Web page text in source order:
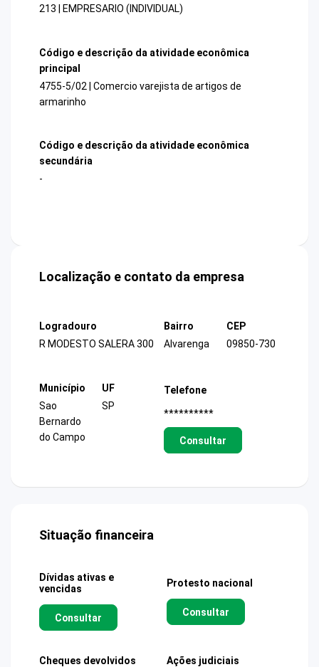
213 | EMPRESARIO (INDIVIDUAL)
Código e descrição da atividade econômica
principal
4755-5/02 | Comercio varejista de artigos de
armarinho
Código e descrição da atividade econômica
secundária
-
Localização e contato da empresa
Logradouro
R MODESTO SALERA 300
Bairro
Alvarenga
CEP
09850-730
Município
Sao
Bernardo
do Campo
UF
SP
Telefone
**********
Consultar
Situação financeira
Dívidas ativas e
vencidas
Consultar
Protesto nacional
Consultar
Cheques devolvidos Ações judiciais